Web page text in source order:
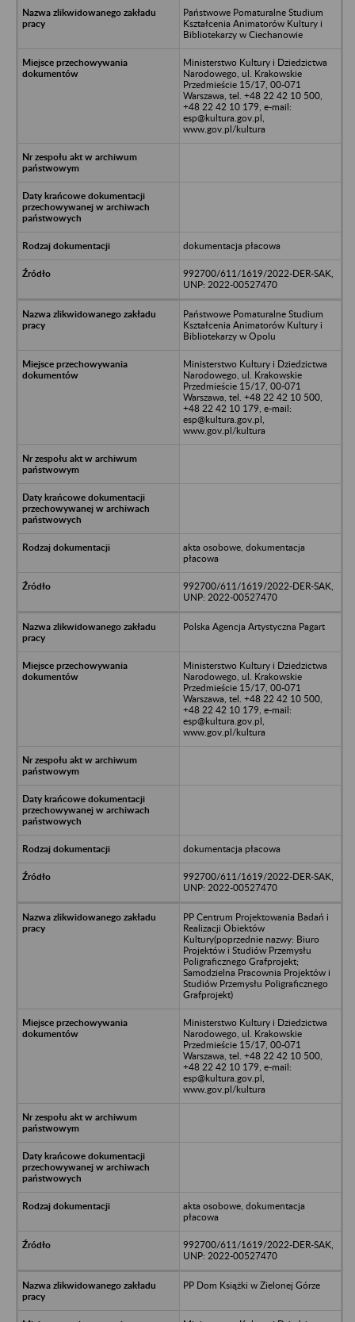
Państwowe Pomaturalne Studium
Kształcenia Animatorów Kultury i
Bibliotekarzy w Ciechanowie
Ministerstwo Kultury i Dziedzictwa
Narodowego, ul. Krakowskie
Przedmieście 15/17, 00-071
Warszawa, tel. +48 22 42 10 500,
+48 22 42 10 179, e-mail:
esp@kultura.gov.pl,
www.gov.pl/kultura
dokumentacja płacowa
992700/611/1619/2022-DER-SAK,
UNP: 2022-00527470
Państwowe Pomaturalne Studium
Kształcenia Animatorów Kultury i
Bibliotekarzy w Opolu
Ministerstwo Kultury i Dziedzictwa
Narodowego, ul. Krakowskie
Przedmieście 15/17, 00-071
Warszawa, tel. +48 22 42 10 500,
+48 22 42 10 179, e-mail:
esp@kultura.gov.pl,
www.gov.pl/kultura
akta osobowe, dokumentacja
płacowa
992700/611/1619/2022-DER-SAK,
UNP: 2022-00527470
Polska Agencja Artystyczna Pagart
Ministerstwo Kultury i Dziedzictwa
Narodowego, ul. Krakowskie
Przedmieście 15/17, 00-071
Warszawa, tel. +48 22 42 10 500,
+48 22 42 10 179, e-mail:
esp@kultura.gov.pl,
www.gov.pl/kultura
dokumentacja płacowa
992700/611/1619/2022-DER-SAK,
UNP: 2022-00527470
PP Centrum Projektowania Badań i
Realizacji Obiektów
Kultury(poprzednie nazwy: Biuro
Projektów i Studiów Przemysłu
Poligraficznego Grafprojekt;
Samodzielna Pracownia Projektów i
Studiów Przemysłu Poligraficznego
Grafprojekt)
Ministerstwo Kultury i Dziedzictwa
Narodowego, ul. Krakowskie
Przedmieście 15/17, 00-071
Warszawa, tel. +48 22 42 10 500,
+48 22 42 10 179, e-mail:
esp@kultura.gov.pl,
www.gov.pl/kultura
akta osobowe, dokumentacja
płacowa
992700/611/1619/2022-DER-SAK,
UNP: 2022-00527470
PP Dom Książki w Zielonej Górze